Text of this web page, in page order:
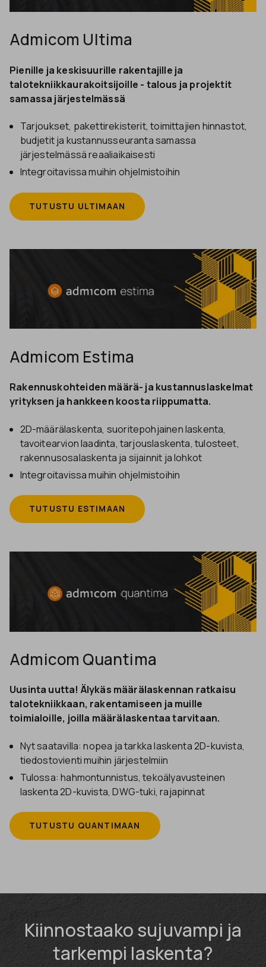
Admicom Ultima
Pienille ja keskisuurille rakentajille ja
talotekniikkaurakoitsijoille - talous ja projektit
samassa järjestelmässä
Tarjoukset, pakettirekisterit, toimittajien hinnastot,
budjetit ja kustannusseuranta samassa
järjestelmässä reaaliaikaisesti
Integroitavissa muihin ohjelmistoihin
TUTUSTU ULTIMAAN
Admicom Estima
Rakennuskohteiden määrä- ja kustannuslaskelmat
yrityksen ja hankkeen koosta riippumatta.
2D-määrälaskenta, suoritepohjainen laskenta,
tavoitearvion laadinta, tarjouslaskenta, tulosteet,
rakennusosalaskenta ja sijainnit ja lohkot
Integroitavissa muihin ohjelmistoihin
TUTUSTU ESTIMAAN
Admicom Quantima
Uusinta uutta! Älykäs määrälaskennan ratkaisu
talotekniikkaan, rakentamiseen ja muille
toimialoille, joilla määrälaskentaa tarvitaan.
Nyt saatavilla: nopea ja tarkka laskenta 2D-kuvista,
tiedostovienti muihin järjestelmiin
Tulossa: hahmontunnistus, tekoälyavusteinen
laskenta 2D-kuvista, DWG-tuki​, rajapinnat
TUTUSTU QUANTIMAAN
Kiinnostaako sujuvampi ja
tarkempi laskenta?